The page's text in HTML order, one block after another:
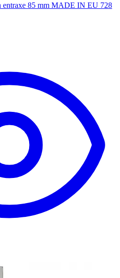
85 mm MADE IN EU 728